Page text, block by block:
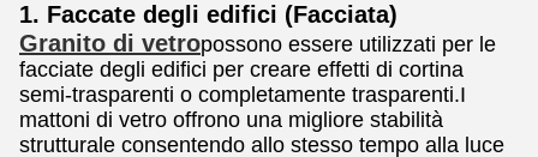
1. Faccate degli edifici (Facciata)
Granito di vetropossono essere utilizzati per le
facciate degli edifici per creare effetti di cortina
semi-trasparenti o completamente trasparenti.I
mattoni di vetro offrono una migliore stabilità
strutturale consentendo allo stesso tempo alla luce